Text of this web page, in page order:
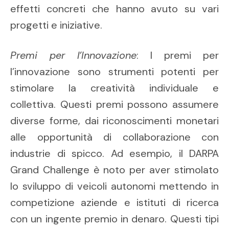
effetti concreti che hanno avuto su vari
progetti e iniziative.
Premi per l’Innovazione: I premi per
l’innovazione sono strumenti potenti per
stimolare la creatività individuale e
collettiva. Questi premi possono assumere
diverse forme, dai riconoscimenti monetari
alle opportunità di collaborazione con
industrie di spicco. Ad esempio, il DARPA
Grand Challenge è noto per aver stimolato
lo sviluppo di veicoli autonomi mettendo in
competizione aziende e istituti di ricerca
con un ingente premio in denaro. Questi tipi